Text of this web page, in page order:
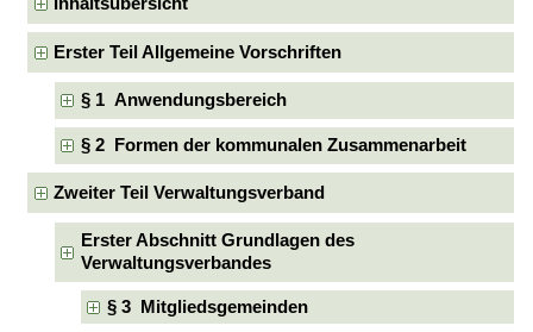
Erster Teil Allgemeine Vorschriften
§ 1 Anwendungsbereich
§ 2 Formen der kommunalen Zusammenarbeit
Zweiter Teil Verwaltungsverband
Erster Abschnitt Grundlagen des
Verwaltungsverbandes
§ 3 Mitgliedsgemeinden